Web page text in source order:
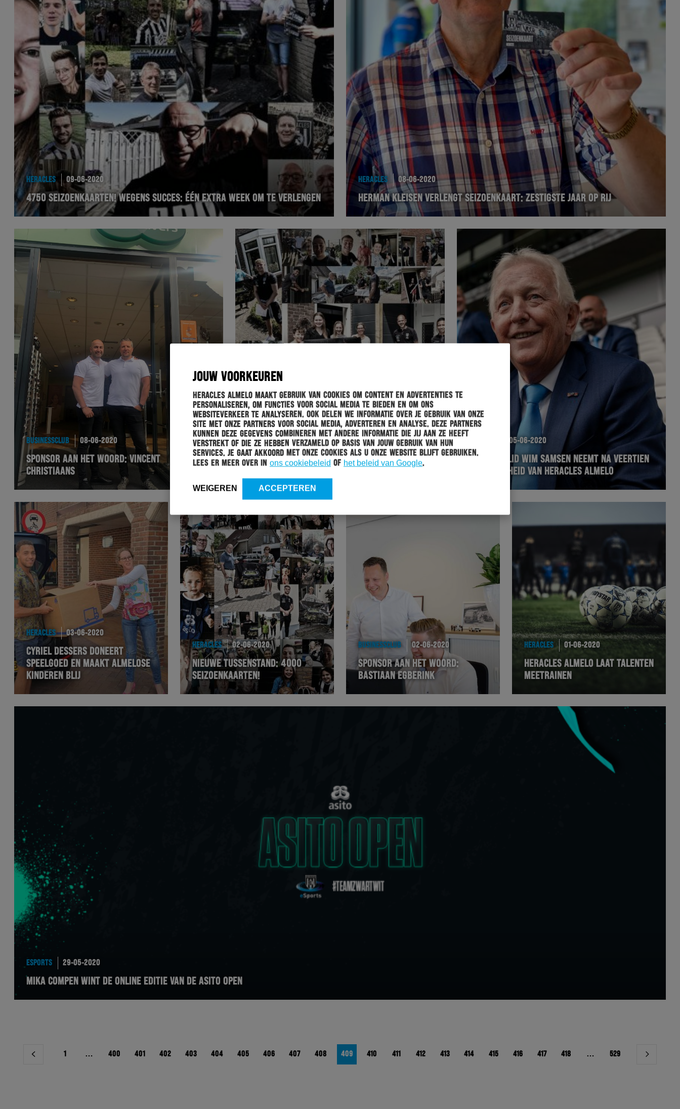
JOUW VOORKEUREN
Heracles Almelo maakt gebruik van cookies om content en advertenties te
personaliseren, om functies voor social media te bieden en om ons
websiteverkeer te analyseren. Ook delen we informatie over je gebruik van onze
site met onze partners voor social media, adverteren en analyse. Deze partners
kunnen deze gegevens combineren met andere informatie die jij aan ze heeft
verstrekt of die ze hebben verzameld op basis van jouw gebruik van hun
services. Je gaat akkoord met onze cookies als u onze website blijft gebruiken.
Lees er meer over in ons cookiebeleid of het beleid van Google.
WEIGEREN ACCEPTEREN
HERACLES 09-06-2020
4750 SEIZOENKAARTEN! WEGENS SUCCES: ÉÉN EXTRA WEEK OM TE VERLENGEN
HERACLES 08-06-2020
HERMAN KLEISEN VERLENGT SEIZOENKAART: ZESTIGSTE JAAR OP RIJ
BUSINESSCLUB 08-06-2020
SPONSOR AAN HET WOORD: VINCENT
CHRISTIAANS
HERACLES 07-06-2020
VERLENG NU JE SEIZOENKAART, JE HEBT NOG TOT
05-06-2020
BESTUURSLID WIM SAMSEN NEEMT NA VEERTIEN
JAAR AFSCHEID VAN HERACLES ALMELO
HERACLES 03-06-2020
CYRIEL DESSERS DONEERT
SPEELGOED EN MAAKT ALMELOSE
KINDEREN BLIJ
HERACLES 02-06-2020
NIEUWE TUSSENSTAND: 4000
SEIZOENKAARTEN!
BUSINESSCLUB 02-06-2020
SPONSOR AAN HET WOORD:
BASTIAAN EGBERINK
HERACLES 01-06-2020
HERACLES ALMELO LAAT TALENTEN
MEETRAINEN
ESPORTS 29-05-2020
MIKA COMPEN WINT DE ONLINE EDITIE VAN DE ASITO OPEN
Berichtnavigatie
1 … 400 401 402 403 404 405 406 407 408 409 410 411 412 413 414 415 416 417 418 … 529